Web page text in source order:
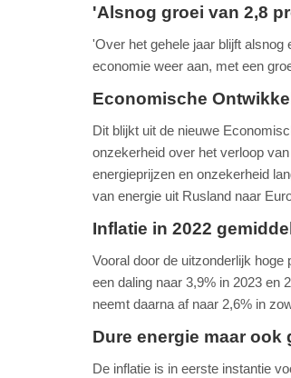
'Alsnog groei van 2,8
'Over het gehele jaar blijft alsnog
economie weer aan, met een
Economische
Dit blijkt uit de nieuwe
onzekerheid over het verloop
energieprijzen en onzekerheid
van energie uit Rusland naar
Inflatie in 2022
Vooral door de uitzonderlijk
een daling naar 3,9% in 2023 en
neemt daarna af naar 2,6% in
Dure energie maar
De inflatie is in eerste instantie